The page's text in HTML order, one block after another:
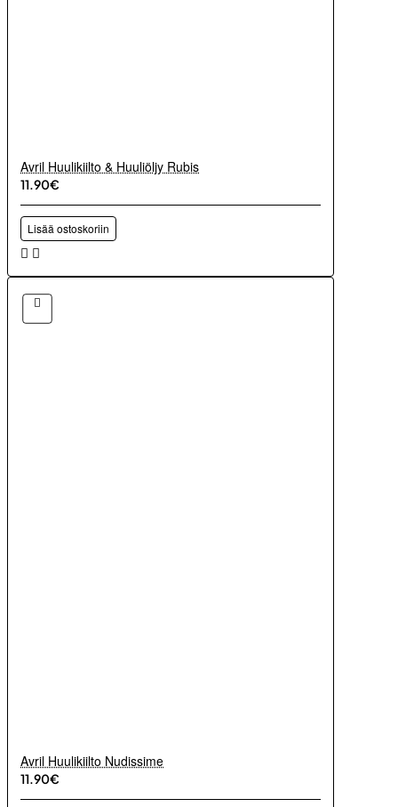
Avril Huulikiilto & Huuliöljy Rubis
11.90€
Lisää ostoskoriin
Avril Huulikiilto Nudissime
11.90€